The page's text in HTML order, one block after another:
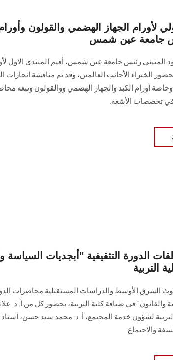
لأورام الجهاز الهضمي والقولون
جامعة عين شمس
المتيني رئيس جامعة عين شمس، أقيم المنتدى الاول
الخبراء الأجانب العالمين، وقد تم مناقشة انجازات
وخاصة أورام الكبد والجهاز الهضمي ووالقولون وتبعه
في تخصصات الأشعة.
الدورة التثقيفية "أبجديات السياسة
التربية
الشرق الأوسط والدراسات المستقبلية محاضرات
والقانون" في ضيافة كلية التربية، بحضور كل من أ. د.
لشؤون خدمة المجتمع، أ. د. محمد سيد حسن،
والاجتماع.